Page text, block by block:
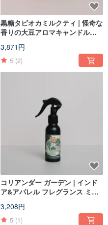
黒糖タピオカミルクティ | 怪奇な
香りの大豆アロマキャンドル
3,871円
5 (2)
コリアンダー ガーデン | インド
ア&アパレル フレグランス ミス
3,208円
5 (1)